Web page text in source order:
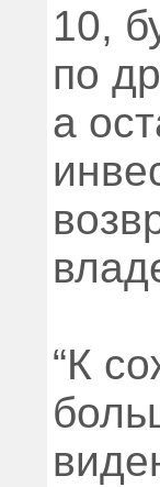
10,
по
а
“К